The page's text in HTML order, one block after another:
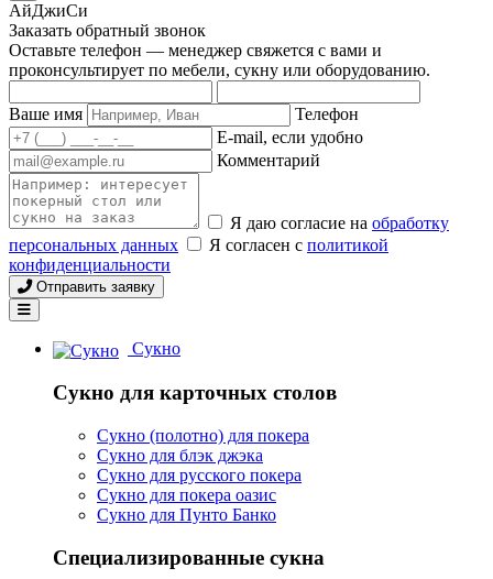
АйДжиСи
Заказать обратный звонок
Оставьте телефон — менеджер свяжется с вами и
проконсультирует по мебели, сукну или оборудованию.
Ваше имя
Телефон
E-mail, если удобно
Комментарий
Я даю согласие на обработку
персональных данных
Я согласен с политикой
конфиденциальности
Отправить заявку
Сукно
Сукно для карточных столов
Сукно (полотно) для покера
Сукно для блэк джэка
Сукно для русского покера
Сукно для покера оазис
Сукно для Пунто Банко
Специализированные сукна